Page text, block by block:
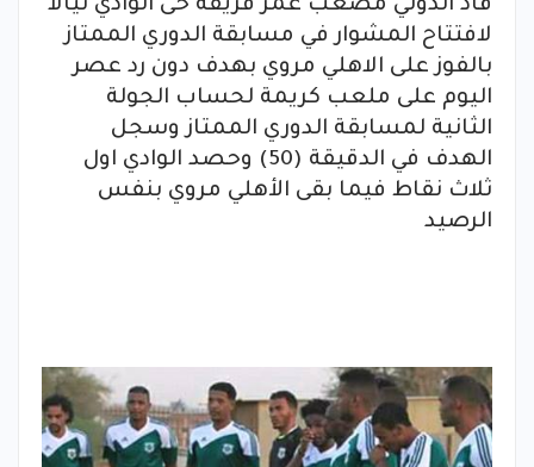
قاد الدولي مصعب عمر فريقه حى الوادي نيالا
لافتتاح المشوار في مسابقة الدوري الممتاز
بالفوز على الاهلي مروي بهدف دون رد عصر
اليوم على ملعب كريمة لحساب الجولة
الثانية لمسابقة الدوري الممتاز وسجل
الهدف في الدقيقة (50) وحصد الوادي اول
ثلاث نقاط فيما بقى الأهلي مروي بنفس
الرصيد